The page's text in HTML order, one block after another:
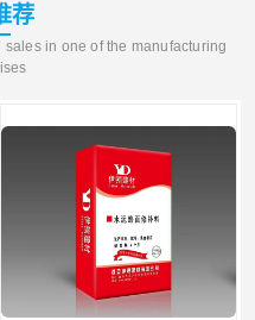
荐
in one of the manufacturing